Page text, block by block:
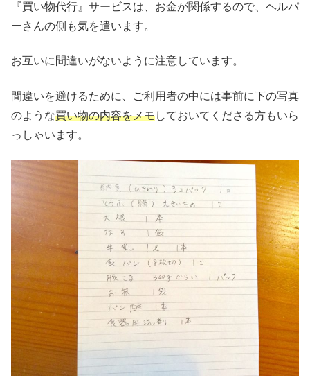
『買い物代行』サービスは、お金が関係するので、ヘルパ
ーさんの側も気を遣います。
お互いに間違いがないように注意しています。
間違いを避けるために、ご利用者の中には事前に下の写真
のような買い物の内容をメモしておいてくださる方もいら
っしゃいます。